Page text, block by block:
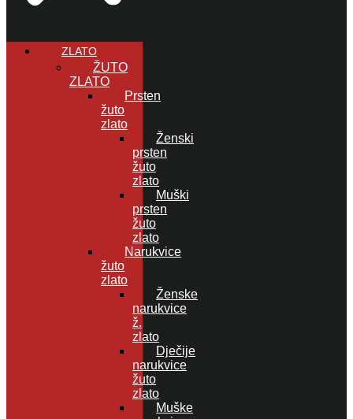
ZLATO
ŽUTO
ZLATO
Prsten
žuto
zlato
Ženski
prsten
žuto
zlato
Muški
prsten
žuto
zlato
Narukvice
žuto
zlato
Ženske
narukvice
ž.
zlato
Dječije
narukvice
žuto
zlato
Muške